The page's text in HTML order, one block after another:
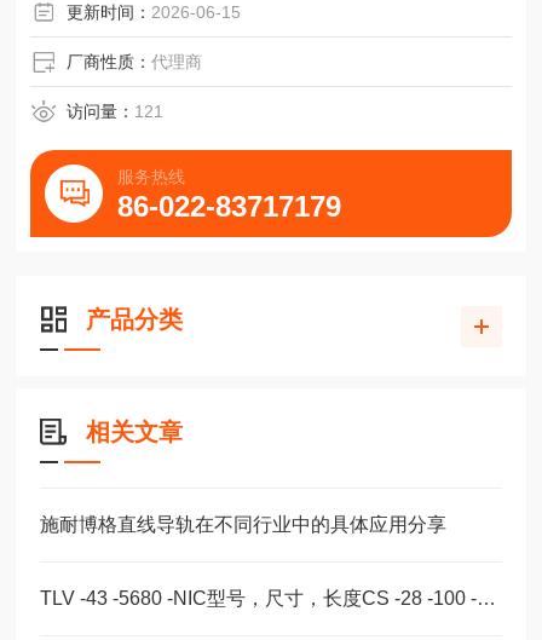
更新时间： 2026-06-15
厂商性质：代理商
访问量： 121
服务热线
86-022-83717179
产品分类
相关文章
施耐博格直线导轨在不同行业中的具体应用分享
TLV -43 -5680 -NIC型号，尺寸，长度CS -28 -100 -2RS -B -NIC 。